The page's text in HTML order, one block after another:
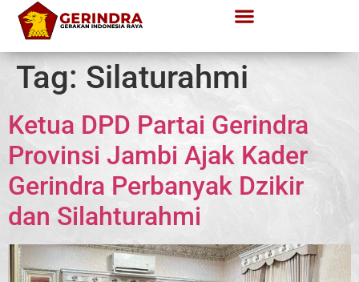
Tag: Silaturahmi
Ketua DPD Partai Gerindra
Provinsi Jambi Ajak Kader
Gerindra Perbanyak Dzikir
dan Silahturahmi